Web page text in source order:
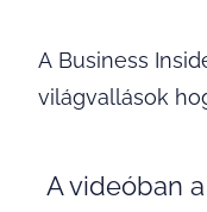
A Business
világvallások
A videóban